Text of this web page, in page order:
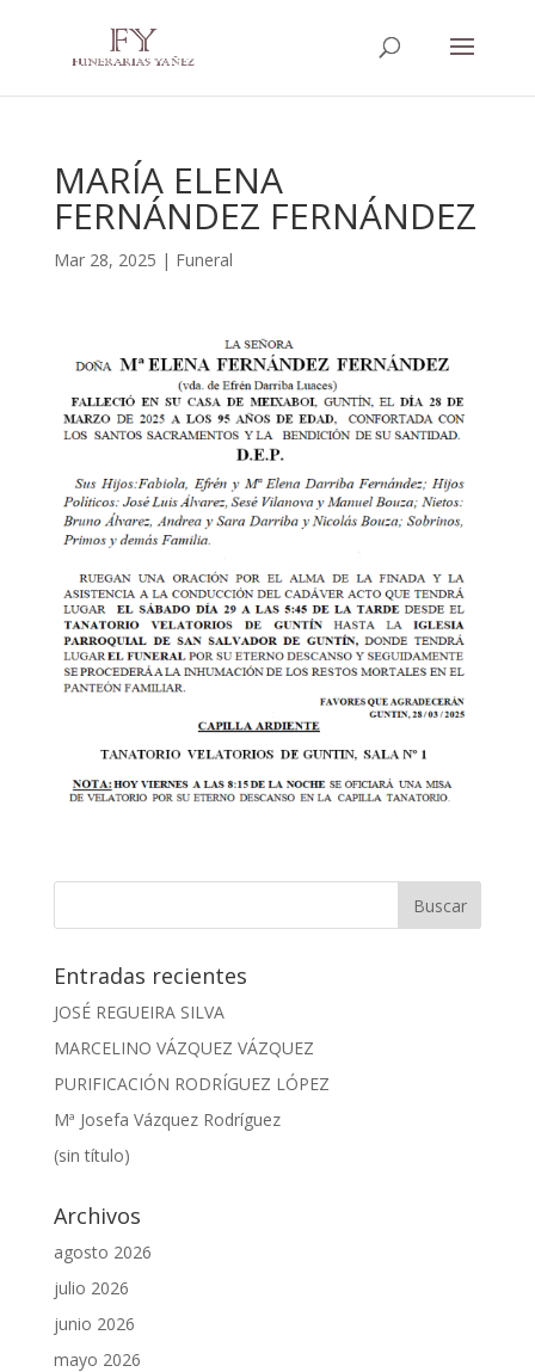
MARÍA ELENA
FERNÁNDEZ FERNÁNDEZ
Mar 28, 2025 | Funeral
Entradas recientes
JOSÉ REGUEIRA SILVA
MARCELINO VÁZQUEZ VÁZQUEZ
PURIFICACIÓN RODRÍGUEZ LÓPEZ
Mª Josefa Vázquez Rodríguez
(sin título)
Archivos
agosto 2026
julio 2026
junio 2026
mayo 2026